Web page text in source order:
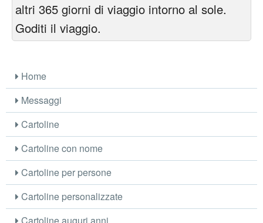
altri 365 giorni di viaggio intorno al sole.
Goditi il viaggio.
Home
Messaggi
Cartoline
Cartoline con nome
Cartoline per persone
Cartoline personalizzate